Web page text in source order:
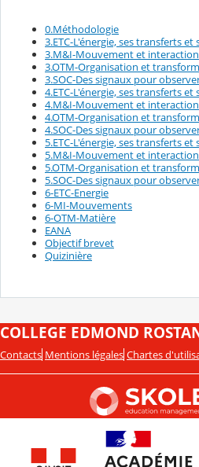
0.Méthodologie
3.ETC-L'énergie, ses transferts et
3.M&I-Mouvement et interaction
3.OTM-Organisation et
3.SOC-Des signaux pour
4.ETC-L'énergie, ses transferts et
4.M&I-Mouvement et interaction
4.OTM-Organisation et
4.SOC-Des signaux pour
5.ETC-L'énergie, ses transferts
5.M&I-Mouvement et interaction
5.OTM-Organisation et
5.SOC-Des signaux pour
6-ETC-Energie
6-MI-Mouvements
6-OTM-Matière
EANA
Objectif brevet
Quizinière
COLLEGE EDMOND
Contacts Mentions légales Chartes